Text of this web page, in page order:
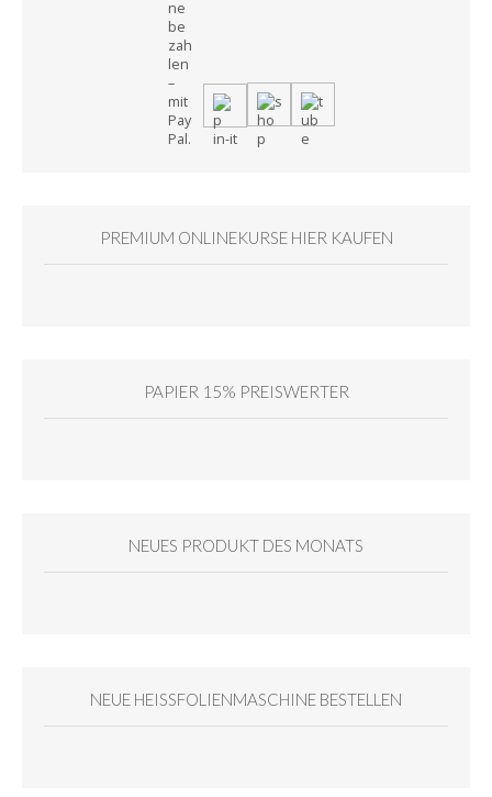
PREMIUM ONLINEKURSE HIER KAUFEN
PAPIER 15% PREISWERTER
NEUES PRODUKT DES MONATS
NEUE HEISSFOLIENMASCHINE BESTELLEN